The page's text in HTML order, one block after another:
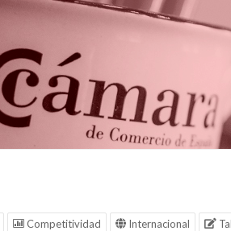
Competitividad Internacional